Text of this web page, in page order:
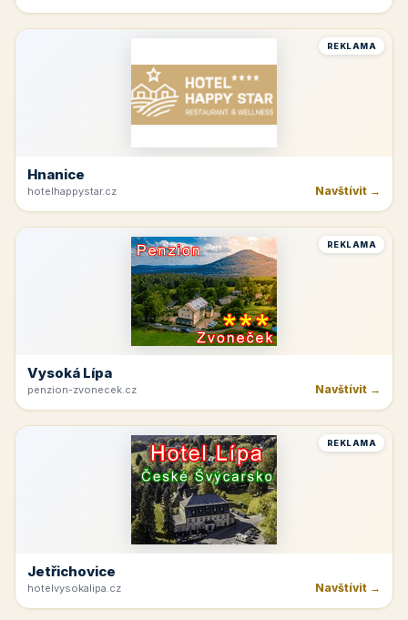
REKLAMA
Hnanice
hotelhappystar.cz Navštívit →
REKLAMA
Vysoká Lípa
penzion-zvonecek.cz Navštívit →
REKLAMA
Jetřichovice
hotelvysokalipa.cz Navštívit →